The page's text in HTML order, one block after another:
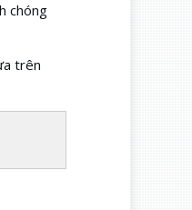
chóng
trên